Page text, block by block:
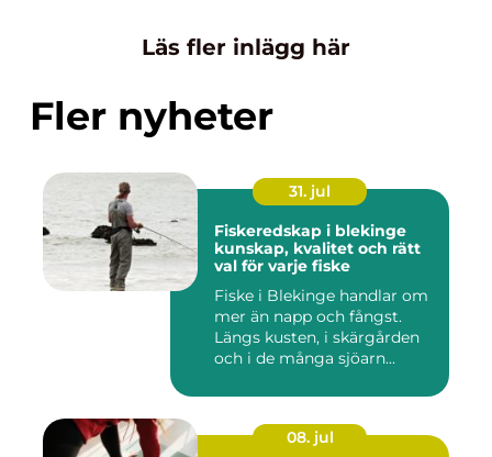
Läs fler inlägg här
Fler nyheter
31. jul
Fiskeredskap i blekinge
kunskap, kvalitet och rätt
val för varje fiske
Fiske i Blekinge handlar om
mer än napp och fångst.
Längs kusten, i skärgården
och i de många sjöarn...
08. jul